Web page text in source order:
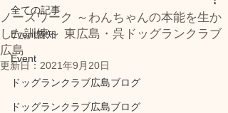
全ての記事
Event告知
Event
ドッグランクラブ広島ブログ
ドッグランクラブ広島ブログ
ノーズワーク ～わんちゃんの本能を生か
した訓練～ 東広島・呉ドッグランクラブ
広島
更新日： 2021年9月20日